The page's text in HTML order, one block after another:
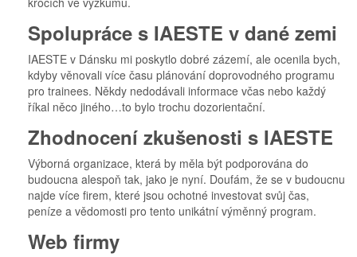
Spolupráce s IAESTE v dané zemi
IAESTE v Dánsku mi poskytlo dobré zázemí, ale ocenila bych,
kdyby věnovali více času plánování doprovodného programu
pro trainees. Někdy nedodávali informace včas nebo každý
říkal něco jiného…to bylo trochu dozorientační.
Zhodnocení zkušenosti s IAESTE
Výborná organizace, která by měla být podporována do
budoucna alespoň tak, jako je nyní. Doufám, že se v budoucnu
najde více firem, které jsou ochotné investovat svůj čas,
peníze a vědomosti pro tento unikátní výměnný program.
Web firmy